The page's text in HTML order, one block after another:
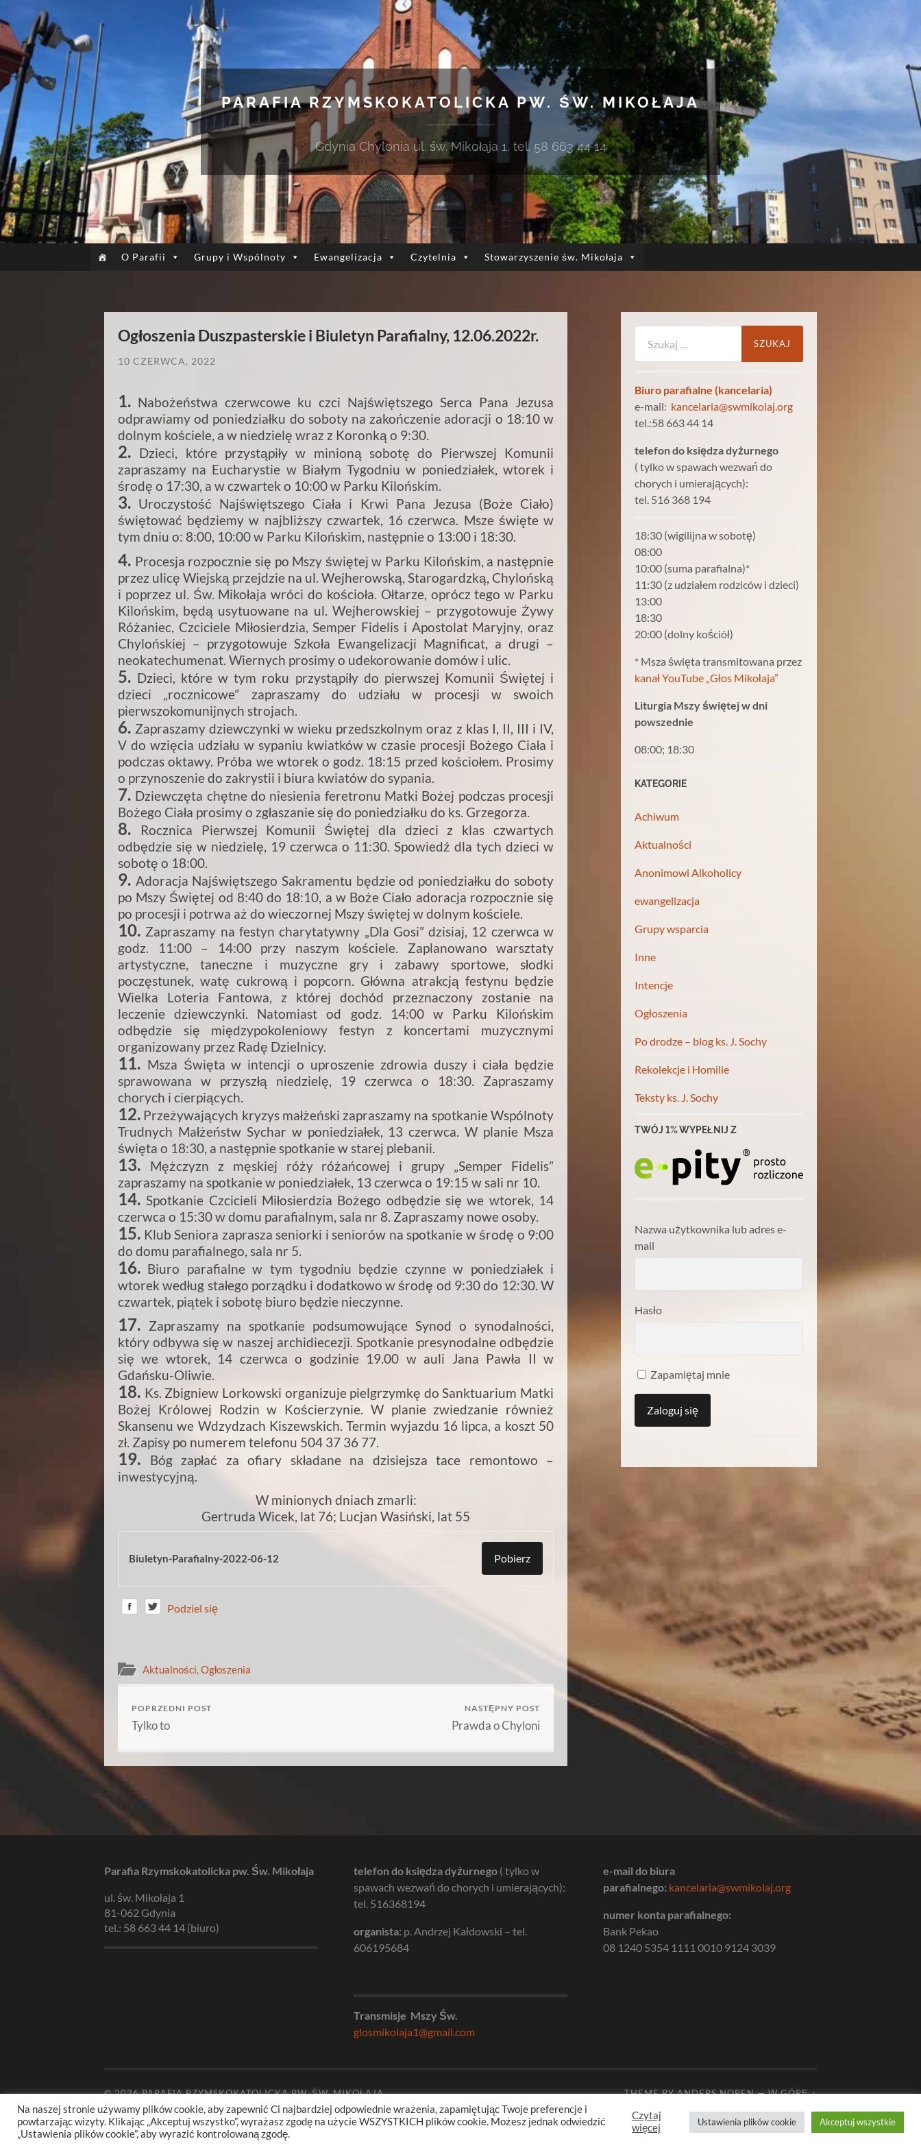
PARAFIA RZYMSKOKATOLICKA PW. ŚW. MIKOŁAJA
Gdynia Chylonia ul. św. Mikołaja 1, tel. 58 663 44 14
O Parafii Grupy i Wspólnoty Ewangelizacja Czytelnia Stowarzyszenie św. Mikołaja
Ogłoszenia Duszpasterskie i Biuletyn Parafialny, 12.06.2022r.
10 CZERWCA, 2022
1. Nabożeństwa czerwcowe ku czci Najświętszego Serca Pana Jezusa
odprawiamy od poniedziałku do soboty na zakończenie adoracji o 18:10 w
dolnym kościele, a w niedzielę wraz z Koronką o 9:30.
2. Dzieci, które przystąpiły w minioną sobotę do Pierwszej Komunii
zapraszamy na Eucharystie w Białym Tygodniu w poniedziałek, wtorek i
środę o 17:30, a w czwartek o 10:00 w Parku Kilońskim.
3. Uroczystość Najświętszego Ciała i Krwi Pana Jezusa (Boże Ciało)
świętować będziemy w najbliższy czwartek, 16 czerwca. Msze święte w
tym dniu o: 8:00, 10:00 w Parku Kilońskim, następnie o 13:00 i 18:30.
4. Procesja rozpocznie się po Mszy świętej w Parku Kilońskim, a następnie
przez ulicę Wiejską przejdzie na ul. Wejherowską, Starogardzką, Chylońską
i poprzez ul. Św. Mikołaja wróci do kościoła. Ołtarze, oprócz tego w Parku
Kilońskim, będą usytuowane na ul. Wejherowskiej – przygotowuje Żywy
Różaniec, Czciciele Miłosierdzia, Semper Fidelis i Apostolat Maryjny, oraz
Chylońskiej – przygotowuje Szkoła Ewangelizacji Magnificat, a drugi –
neokatechumenat. Wiernych prosimy o udekorowanie domów i ulic.
5. Dzieci, które w tym roku przystąpiły do pierwszej Komunii Świętej i
dzieci „rocznicowe” zapraszamy do udziału w procesji w swoich
pierwszokomunijnych strojach.
6. Zapraszamy dziewczynki w wieku przedszkolnym oraz z klas I, II, III i IV,
V do wzięcia udziału w sypaniu kwiatków w czasie procesji Bożego Ciała i
podczas oktawy. Próba we wtorek o godz. 18:15 przed kościołem. Prosimy
o przynoszenie do zakrystii i biura kwiatów do sypania.
7. Dziewczęta chętne do niesienia feretronu Matki Bożej podczas procesji
Bożego Ciała prosimy o zgłaszanie się do poniedziałku do ks. Grzegorza.
8.
Rocznica Pierwszej Komunii Świętej dla dzieci z klas czwartych
odbędzie się w niedzielę, 19 czerwca o 11:30. Spowiedź dla tych dzieci w
sobotę o 18:00.
9. Adoracja Najświętszego Sakramentu będzie od poniedziałku do soboty
po Mszy Świętej od 8:40 do 18:10, a w Boże Ciało adoracja rozpocznie się
po procesji i potrwa aż do wieczornej Mszy świętej w dolnym kościele.
10. Zapraszamy na festyn charytatywny „Dla Gosi” dzisiaj, 12 czerwca w
godz. 11:00 – 14:00 przy naszym kościele. Zaplanowano warsztaty
artystyczne, taneczne i muzyczne gry i zabawy sportowe, słodki
poczęstunek, watę cukrową i popcorn. Główna atrakcją festynu będzie
Wielka Loteria Fantowa, z której dochód przeznaczony zostanie na
leczenie dziewczynki. Natomiast od godz. 14:00 w Parku Kilońskim
odbędzie się międzypokoleniowy festyn z koncertami muzycznymi
organizowany przez Radę Dzielnicy.
11. Msza Święta w intencji o uproszenie zdrowia duszy i ciała będzie
sprawowana w przyszłą niedzielę, 19 czerwca o 18:30. Zapraszamy
chorych i cierpiących.
12. Przeżywających kryzys małżeński zapraszamy na spotkanie Wspólnoty
Trudnych Małżeństw Sychar w poniedziałek, 13 czerwca. W planie Msza
święta o 18:30, a następnie spotkanie w starej plebanii.
13.
Mężczyzn z męskiej róży różańcowej i grupy „Semper Fidelis”
zapraszamy na spotkanie w poniedziałek, 13 czerwca o 19:15 w sali nr 10.
14. Spotkanie Czcicieli Miłosierdzia Bożego odbędzie się we wtorek, 14
czerwca o 15:30 w domu parafialnym, sala nr 8. Zapraszamy nowe osoby.
15. Klub Seniora zaprasza seniorki i seniorów na spotkanie w środę o 9:00
do domu parafialnego, sala nr 5.
16. Biuro parafialne w tym tygodniu będzie czynne w poniedziałek i
wtorek według stałego porządku i dodatkowo w środę od 9:30 do 12:30. W
czwartek, piątek i sobotę biuro będzie nieczynne.
17. Zapraszamy na spotkanie podsumowujące Synod o synodalności,
który odbywa się w naszej archidiecezji. Spotkanie presynodalne odbędzie
się we wtorek, 14 czerwca o godzinie 19.00 w auli Jana Pawła II w
Gdańsku-Oliwie.
18. Ks. Zbigniew Lorkowski organizuje pielgrzymkę do Sanktuarium Matki
Bożej Królowej Rodzin w Kościerzynie. W planie zwiedzanie również
Skansenu we Wdzydzach Kiszewskich. Termin wyjazdu 16 lipca, a koszt 50
zł. Zapisy po numerem telefonu 504 37 36 77.
19.
Bóg zapłać za ofiary składane na dzisiejsza tace remontowo –
inwestycyjną.
W minionych dniach zmarli:
Gertruda Wicek, lat 76; Lucjan Wasiński, lat 55
Biuletyn-Parafialny-2022-06-12 Pobierz
Podziel się
Aktualności, Ogłoszenia
POPRZEDNI POST
Tylko to
NASTĘPNY POST
Prawda o Chyloni
Biuro parafialne (kancelaria)
e-mail: kancelaria@swmikolaj.org
tel.:58 663 44 14
telefon do księdza dyżurnego
( tylko w spawach wezwań do
chorych i umierających):
tel. 516 368 194
18:30 (wigilijna w sobotę)
08:00
10:00 (suma parafialna)*
11:30 (z udziałem rodziców i dzieci)
13:00
18:30
20:00 (dolny kościół)
* Msza święta transmitowana przez
kanał YouTube „Głos Mikołaja”
Liturgia Mszy świętej w dni
powszednie
08:00; 18:30
KATEGORIE
Achiwum
Aktualności
Anonimowi Alkoholicy
ewangelizacja
Grupy wsparcia
Inne
Intencje
Ogłoszenia
Po drodze – blog ks. J. Sochy
Rekolekcje i Homilie
Teksty ks. J. Sochy
TWÓJ 1% WYPEŁNIJ Z
Nazwa użytkownika lub adres e-
mail
Hasło
Zapamiętaj mnie
Parafia Rzymskokatolicka pw. Św. Mikołaja
ul. św. Mikołaja 1
81-062 Gdynia
tel.: 58 663 44 14 (biuro)
telefon do księdza dyżurnego ( tylko w
spawach wezwań do chorych i umierających):
tel. 516368194
organista: p. Andrzej Kałdowski – tel.
606195684
Transmisje Mszy Św.
glosmikolaja1@gmail.com
e-mail do biura
parafialnego: kancelaria@swmikolaj.org
numer konta parafialnego:
Bank Pekao
08 1240 5354 1111 0010 9124 3039
© 2026PARAFIA RZYMSKOKATOLICKA PW. ŚW. MIKOŁAJA THEME BYANDERS NOREN—W GÓRĘ ↑
Na naszej stronie używamy plików cookie, aby zapewnić Ci najbardziej odpowiednie wrażenia, zapamiętując Twoje preferencje i
powtarzając wizyty. Klikając „Akceptuj wszystko”, wyrażasz zgodę na użycie WSZYSTKICH plików cookie. Możesz jednak odwiedzić
„Ustawienia plików cookie”, aby wyrazić kontrolowaną zgodę.
Czytaj
więcej
Ustawienia plików cookie Akceptuj wszystkie